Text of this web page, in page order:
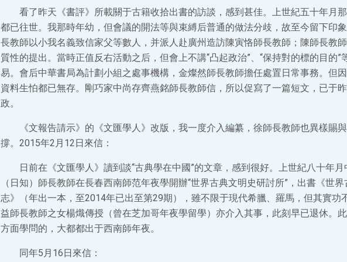
看了昨天《書評》所載關于古籍收拾出書的訪談，感到甚佳。上世紀五十年月
都已往世。我那時年幼，但會議的開法等與束縛后普通的做法分歧，故至今留下印
長教師以小我名義致信家父等數人，并派人赴廣州造訪陳寅恪師長教師；陳師長教
質性的提出。當時正值反右活動之后，但會上不講“凸起政治”、“保持對的標的目的”
易。會后中華書局為計劃小組之處事機構，金燦然師長教師擔任處置日常事務。但
資料生怕都已無存。剛巧家中尚存齊燕銘師長教師信，所以促寫了一篇短文，已于
政。
《文報告請示》的《文匯學人》改版，我一度介入編纂，徐師長教師也異樣賜
撐。2015年2月12日來信：
日前在《文匯學人》讀到談“古典學在中國”的文章，感到很好。上世紀八十年
（日知）師長教師在長春西南師范年夜學開辦“世界古典文明史研討所”，出書《世
志》（年出一本，至2014年已出至第29期），雖不限于現代希臘、羅馬，但其實功
益師長教師之女楊熾傳授（曾在芝加哥年夜學留學）亦介入其事，此刻早已退休。
方面學問的，大都都出于西南師年夜。
同年5月16日來信：